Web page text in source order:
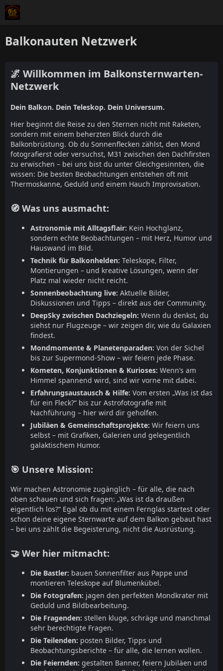
Balkonauten Netzwerk
🌌 Willkommen im Balkonsternwarten-
Netzwerk
Dein Balkon. Dein Teleskop. Dein Universum.
Hier beginnt die Reise zu den Sternen nicht mit Raketen,
sondern mit einem beherzten Blick durch die
Balkonbrüstung. Ob du Sonnenflecken zählst, den Mond
fotografierst oder versuchst, M31 zwischen den Dachfirsten
zu erwischen – bei uns bist du unter Gleichgesinnten, die
wissen: Die besten Beobachtungen entstehen oft mit
Thermoskanne, Geduld und einem Hauch Improvisation.
🧭 Was uns ausmacht:
Astronomie mit Alltagsflair: Kein Hochglanz,
sondern echte Beobachtungen – mit Herz, Humor und
Hauswand im Bild.
Technik für Balkonhelden: Teleskope, Filter,
Montierungen – und kreative Lösungen, wenn der
Platz mal wieder nicht reicht.
Sonnenbeobachtung live: Aktuelle Bilder,
Diskussionen und Tipps – direkt aus der Community.
DeepSky zwischen Dachziegeln: Wenn du denkst, du
siehst nur Flugzeuge – wir zeigen dir, wie du Galaxien
findest.
Mondmomente & Planetenparaden: Von der Sichel
bis zur Supermond-Show – wir feiern jede Phase.
Kometen, Konjunktionen & Kurioses: Wenn’s am
Himmel spannend wird, sind wir vorne mit dabei.
Erfahrungsaustausch & Hilfe: Vom ersten „Was ist das
für ein Fleck?“ bis zur Astrofotografie mit
Nachführung – hier wird dir geholfen.
Jubiläen & Gemeinschaftsprojekte: Wir feiern uns
selbst – mit Grafiken, Galerien und gelegentlich
galaktischem Humor.
🎯 Unsere Mission:
Wir machen Astronomie zugänglich – für alle, die nach
oben schauen und sich fragen: „Was ist da draußen
eigentlich los?“ Egal ob du mit einem Fernglas startest oder
schon deine eigene Sternwarte auf dem Balkon gebaut hast
– bei uns zählt die Begeisterung, nicht die Ausrüstung.
🤝 Wer hier mitmacht:
Die Bastler: bauen Sonnenfilter aus Pappe und
montieren Teleskope auf Blumenkübel.
Die Fotografen: jagen den perfekten Mondkrater mit
Geduld und Bildbearbeitung.
Die Fragenden: stellen kluge, schräge und manchmal
sehr berechtigte Fragen.
Die Teilenden: posten Bilder, Tipps und
Beobachtungsberichte – für alle, die lernen wollen.
Die Feiernden: gestalten Banner, feiern Jubiläen und